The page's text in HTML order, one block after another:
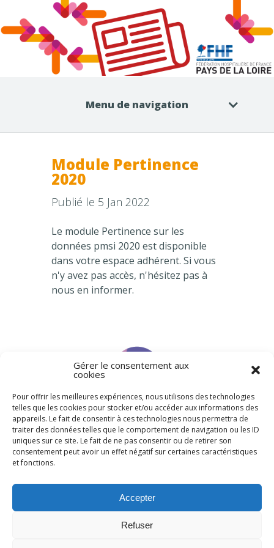
Gérer le consentement aux
cookies
Pour offrir les meilleures expériences, nous utilisons des technologies
telles que les cookies pour stocker et/ou accéder aux informations des
appareils. Le fait de consentir à ces technologies nous permettra de
traiter des données telles que le comportement de navigation ou les ID
uniques sur ce site. Le fait de ne pas consentir ou de retirer son
consentement peut avoir un effet négatif sur certaines caractéristiques
et fonctions.
Accepter
Refuser
Menu de navigation
Module Pertinence
2020
Publié le 5 Jan 2022
Le module Pertinence sur les
données pmsi 2020 est disponible
dans votre espace adhérent. Si vous
n'y avez pas accès, n'hésitez pas à
nous en informer.
Agenda
Congrès